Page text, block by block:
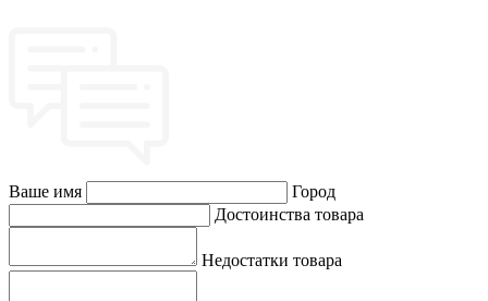
Ваше имя
Город
Достоинства товара
Недостатки товара